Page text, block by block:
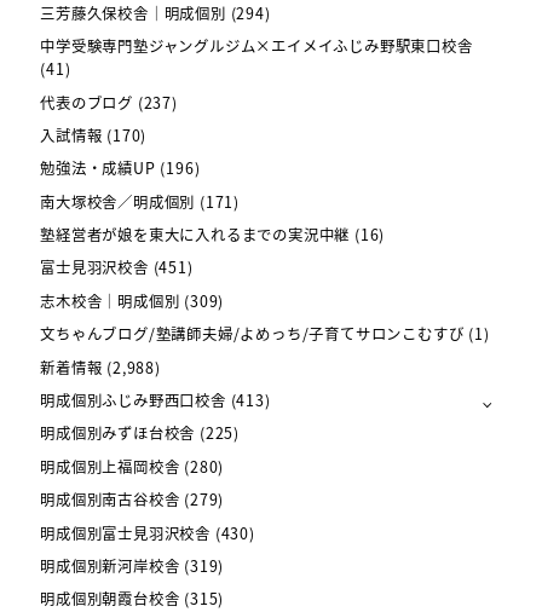
三芳藤久保校舎｜明成個別 (294)
中学受験専門塾ジャングルジム×エイメイふじみ野駅東口校舎
(41)
代表のブログ (237)
入試情報 (170)
勉強法・成績UP (196)
南大塚校舎／明成個別 (171)
塾経営者が娘を東大に入れるまでの実況中継 (16)
富士見羽沢校舎 (451)
志木校舎｜明成個別 (309)
文ちゃんブログ/塾講師夫婦/よめっち/子育てサロンこむすび (1)
新着情報 (2,988)
明成個別ふじみ野西口校舎 (413)
明成個別みずほ台校舎 (225)
明成個別上福岡校舎 (280)
明成個別南古谷校舎 (279)
明成個別富士見羽沢校舎 (430)
明成個別新河岸校舎 (319)
明成個別朝霞台校舎 (315)